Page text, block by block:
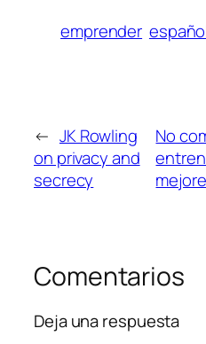
emprender
← JK Rowling
on privacy and
secrecy
No
Comentarios
Deja una respuesta